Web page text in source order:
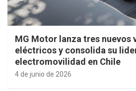
MG Motor lanza tres nuevos
eléctricos y consolida su
electromovilidad en Chile
4 de junio de 2026